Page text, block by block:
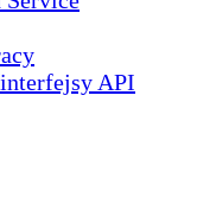
API